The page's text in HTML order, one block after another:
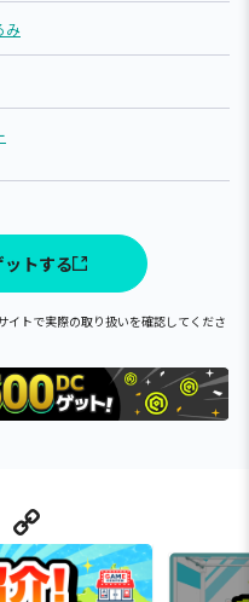
み
トする
トで実際の取り扱いを確認してくださ
Line